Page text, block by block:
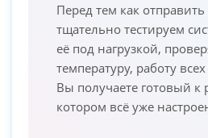
Перед тем как
тщательно тестируем
её под нагрузкой,
температуру, работу
Вы получаете готовый к
котором всё уже